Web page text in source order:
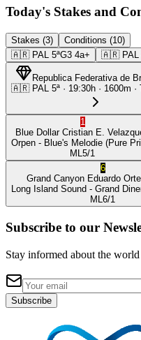
Today's Stakes and
Stakes (3)
Conditions (10)
🇦🇷 PAL 5ªG3 4a+ 🇦🇷 PAL
Republica Federativa de
🇦🇷 PAL 5ª · 19:30h · 1600m ·
1
Blue Dollar Cristian E.
Orpen - Blue's Melodie (Pure
ML5/1
6
Grand Canyon Eduardo
Long Island Sound - Grand
ML6/1
Subscribe to our
Stay informed about the
Subscribe